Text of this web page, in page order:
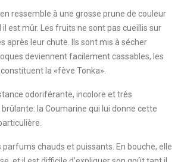
ressemble à une grosse prune de couleur
est mûr. Les fruits ne sont pas cueillis sur
après leur chute. Ils sont mis à sécher
deviennent facilement cassables, les
la «fève Tonka».
odoriférante, incolore et très
la Coumarine qui lui donne cette
parfums chauds et puissants. En bouche, elle